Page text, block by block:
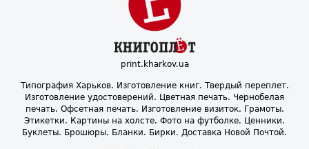
print.kharkov.ua
Типография Харьков. Изготовление книг. Твердый переплет.
Изготовление удостоверений. Цветная печать. Чернобелая
печать. Офсетная печать. Изготовление визиток. Грамоты.
Этикетки. Картины на холсте. Фото на футболке. Ценники.
Буклеты. Брошюры. Бланки. Бирки. Доставка Новой Почтой.